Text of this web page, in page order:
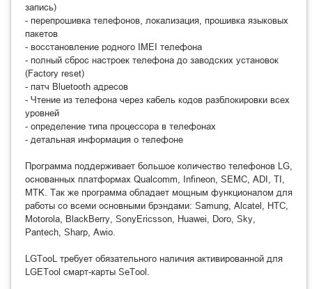
запись)
- перепрошивка телефонов, локализация, прошивка языковых
пакетов
- восстановление родного IMEI телефона
- полный сброс настроек телефона до заводских установок
(Factory reset)
- патч Bluetooth адресов
- Чтение из телефона через кабель кодов разблокировки всех
уровней
- определение типа процессора в телефонах
- детальная информация о телефоне
Программа поддерживает большое количество телефонов LG,
основанных платформах Qualcomm, Infineon, SEMC, ADI, TI,
MTK. Так же программа обладает мощным функционалом для
работы со всеми основными брэндами: Samung, Alcatel, HTC,
Motorola, BlackBerry, SonyEricsson, Huawei, Doro, Sky,
Pantech, Sharp, Awio.
LGTooL требует обязательного наличия активированной для
LGETool смарт-карты SeTool.